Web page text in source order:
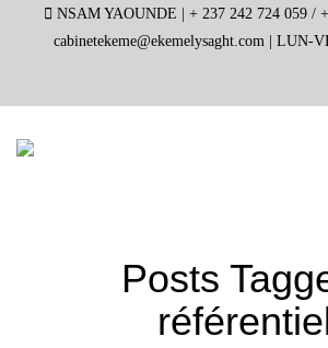
NSAM YAOUNDE | + 237 242 724 059 /
cabinetekeme@ekemelysaght.com | LUN-
Posts